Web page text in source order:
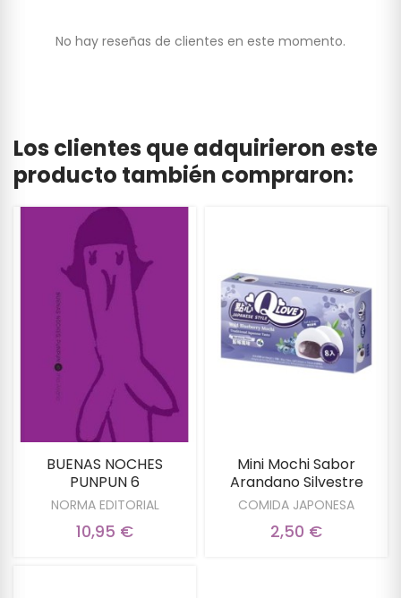
No hay reseñas de clientes en este momento.
Los clientes que adquirieron este
producto también compraron:
BUENAS NOCHES
PUNPUN 6
NORMA EDITORIAL
10,95 €
Mini Mochi Sabor
Arandano Silvestre
COMIDA JAPONESA
2,50 €